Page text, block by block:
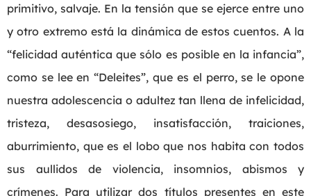
primitivo, salvaje. En la tensión que se ejerce entre uno
y otro extremo está la dinámica de estos cuentos. A la
“felicidad auténtica que sólo es posible en la infancia”,
como se lee en “Deleites”, que es el perro, se le opone
nuestra adolescencia o adultez tan llena de infelicidad,
tristeza, desasosiego, insatisfacción, traiciones,
aburrimiento, que es el lobo que nos habita con todos
sus aullidos de violencia, insomnios, abismos y
crímenes. Para utilizar dos títulos presentes en este